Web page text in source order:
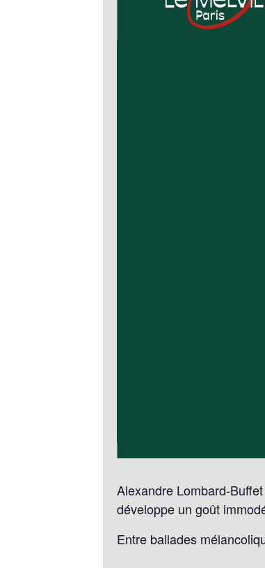
Alexandre Lombard-
développe un goût
Entre ballades